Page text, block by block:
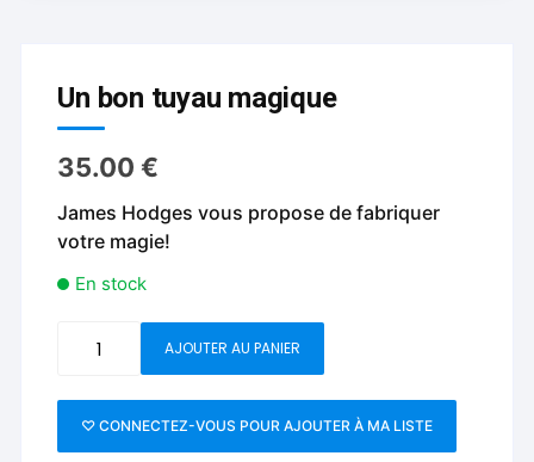
Un bon tuyau magique
35.00€
James Hodges vous propose de fabriquer
votre magie!
En stock
bon
tuyau
AJOUTER AU PANIER
♡ CONNECTEZ-VOUS POUR AJOUTER À MA LISTE